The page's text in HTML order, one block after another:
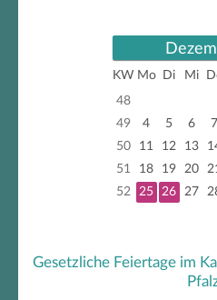
KW Mo Di Mi
48
49
4 5 6 7
50
11 12 13
51
18 19 20
52
25 26 27
Gesetzliche Feiertage im